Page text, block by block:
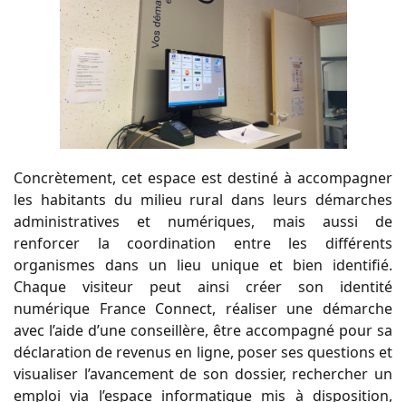
Concrètement, cet espace est destiné à accompagner
les habitants du milieu rural dans leurs démarches
administratives et numériques, mais aussi de
renforcer la coordination entre les différents
organismes dans un lieu unique et bien identifié.
Chaque visiteur peut ainsi créer son identité
numérique France Connect, réaliser une démarche
avec l’aide d’une conseillère, être accompagné pour sa
déclaration de revenus en ligne, poser ses questions et
visualiser l’avancement de son dossier, rechercher un
emploi via l’espace informatique mis à disposition,